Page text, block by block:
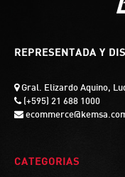
REPRESENTADA Y
Gral. Elizardo Aquino,
(+595) 21 688 1000
CATEGORIAS